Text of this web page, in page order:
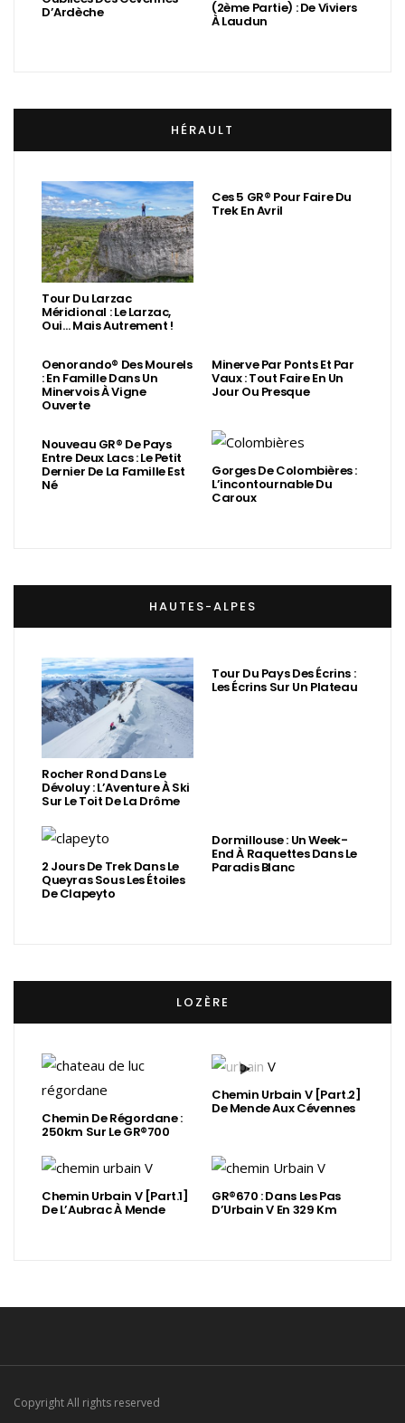
D’Ardèche (2ème Partie) : De Viviers
À Laudun
HÉRAULT
Tour Du Larzac
Méridional : Le Larzac,
Oui… Mais Autrement !
Ces 5 GR® Pour Faire Du
Trek En Avril
Oenorando® Des Mourels
: En Famille Dans Un
Minervois À Vigne
Ouverte
Minerve Par Ponts Et Par
Vaux : Tout Faire En Un
Jour Ou Presque
Nouveau GR® De Pays
Entre Deux Lacs : Le Petit
Dernier De La Famille Est
Né
Gorges De Colombières :
L’incontournable Du
Caroux
HAUTES-ALPES
Rocher Rond Dans Le
Dévoluy : L’Aventure À Ski
Sur Le Toit De La Drôme
Tour Du Pays Des Écrins :
Les Écrins Sur Un Plateau
2 Jours De Trek Dans Le
Queyras Sous Les Étoiles
De Clapeyto
Dormillouse : Un Week-
End À Raquettes Dans Le
Paradis Blanc
LOZÈRE
Chemin De Régordane :
250km Sur Le GR®700
Chemin Urbain V [Part.2]
De Mende Aux Cévennes
Chemin Urbain V [Part.1]
De L’Aubrac À Mende
GR®670 : Dans Les Pas
D’Urbain V En 329 Km
Copyright All rights reserved